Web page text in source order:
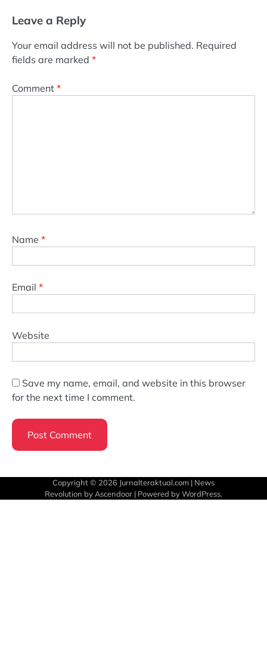
Leave a Reply
Your email address will not be published. Required
fields are marked *
Comment *
Name *
Email *
Website
Save my name, email, and website in this browser
for the next time I comment.
Copyright © 2026 Jurnalteraktual.com | News
Revolution by Ascendoor | Powered byWordPress.